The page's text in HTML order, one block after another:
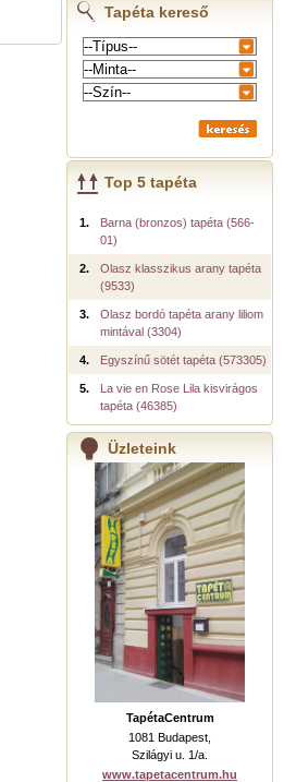
Tapéta kereső
Top 5 tapéta
1.
Barna (bronzos) tapéta (566-
01)
2.
Olasz klasszikus arany tapéta
(9533)
3.
Olasz bordó tapéta arany liliom
mintával (3304)
4. Egyszínű sötét tapéta (573305)
5.
La vie en Rose Lila kisvirágos
tapéta (46385)
Üzleteink
TapétaCentrum
1081 Budapest,
Szilágyi u. 1/a.
www.tapetacentrum.hu